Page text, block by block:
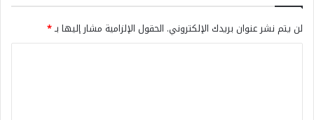
لن يتم نشر عنوان بريدك الإلكتروني. الحقول الإلزامية مشار إليها بـ*